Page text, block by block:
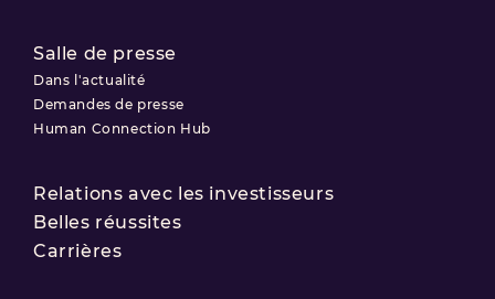
Salle de presse
Dans l'actualité
Demandes de presse
Human Connection Hub
Relations avec les investisseurs
Belles réussites
Carrières